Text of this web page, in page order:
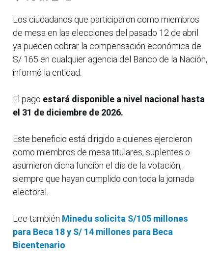
Los ciudadanos que participaron como miembros
de mesa en las elecciones del pasado 12 de abril
ya pueden cobrar la compensación económica de
S/ 165 en cualquier agencia del Banco de la Nación,
informó la entidad.
El pago estará disponible a nivel nacional hasta
el 31 de diciembre de 2026.
Este beneficio está dirigido a quienes ejercieron
como miembros de mesa titulares, suplentes o
asumieron dicha función el día de la votación,
siempre que hayan cumplido con toda la jornada
electoral.
Lee también Minedu solicita S/105 millones
para Beca 18 y S/ 14 millones para Beca
Bicentenario